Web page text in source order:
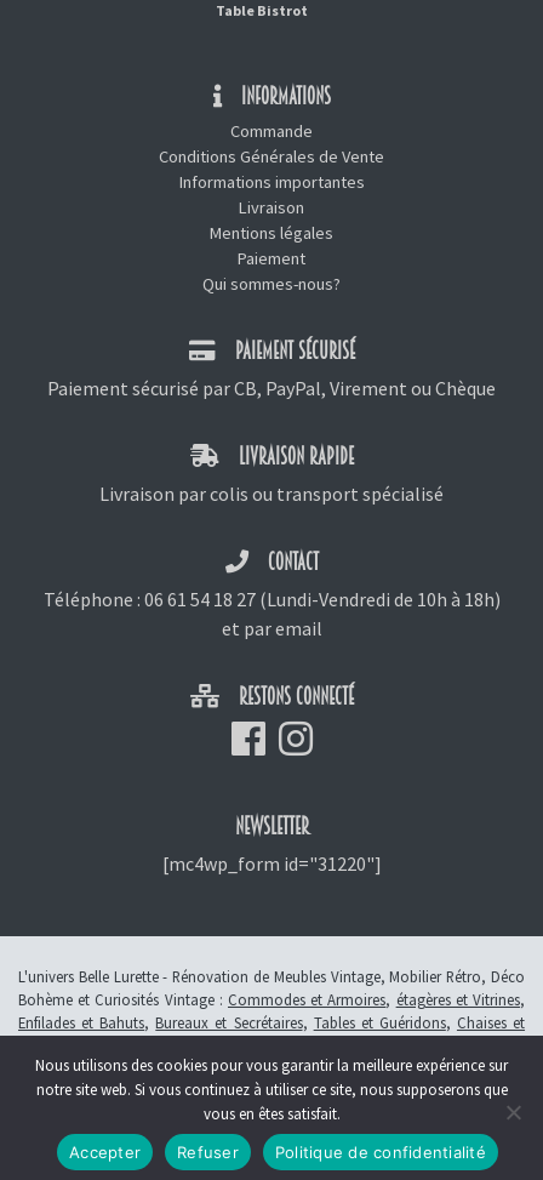
Table Bistrot
INFORMATIONS
Commande
Conditions Générales de Vente
Informations importantes
Livraison
Mentions légales
Paiement
Qui sommes-nous?
PAIEMENT SÉCURISÉ
Paiement sécurisé par CB, PayPal, Virement ou Chèque
LIVRAISON RAPIDE
Livraison par colis ou transport spécialisé
CONTACT
Téléphone : 06 61 54 18 27(Lundi-Vendredi de 10h à 18h)
et par email
RESTONS CONNECTÉ
NEWSLETTER
[mc4wp_form id="31220"]
L'univers Belle Lurette - Rénovation de Meubles Vintage, Mobilier Rétro, Déco
Bohème et Curiosités Vintage : Commodes et Armoires, étagères et Vitrines,
Enfilades et Bahuts,Bureaux et Secrétaires, Tables et Guéridons, Chaises et
© 2013 - 2026 L'atelier Belle Lurette - Rénovation de meubles vintage, en
Alsace à Colmar -Révoquer le consentement
Création :Symbioseo
Nous utilisons des cookies pour vous garantir la meilleure expérience sur
notre site web. Si vous continuez à utiliser ce site, nous supposerons que
vous en êtes satisfait.
Accepter Refuser Politique de confidentialité